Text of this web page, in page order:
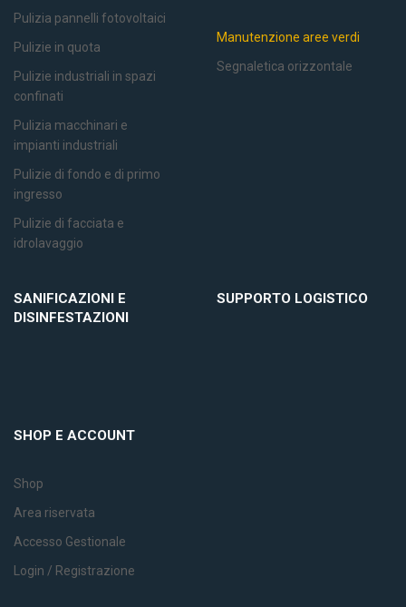
Pulizia pannelli fotovoltaici
Pulizie in quota
Pulizie industriali in spazi
confinati
Pulizia macchinari e
impianti industriali
Pulizie di fondo e di primo
ingresso
Pulizie di facciata e
idrolavaggio
Manutenzione aree verdi
Segnaletica orizzontale
SANIFICAZIONI E
DISINFESTAZIONI
SUPPORTO LOGISTICO
SHOP E ACCOUNT
Shop
Area riservata
Accesso Gestionale
Login / Registrazione